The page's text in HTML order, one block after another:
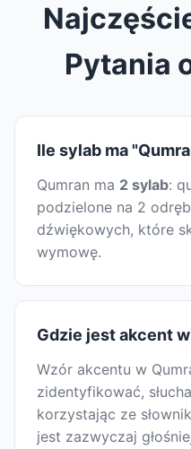
Pytania
Ile sylab ma
Qumran ma 2 sylab:
podzielone na 2
dźwiękowych, które
wymowę.
Gdzie jest akcent
Wzór akcentu w
zidentyfikować,
korzystając ze
jest zazwyczaj